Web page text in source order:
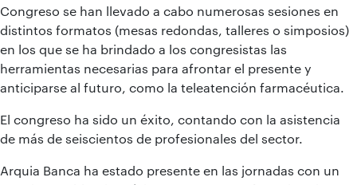
Congreso se han llevado a cabo numerosas sesiones en
distintos formatos (mesas redondas, talleres o simposios)
en los que se ha brindado a los congresistas las
herramientas necesarias para afrontar el presente y
anticiparse al futuro, como la teleatención farmacéutica.
El congreso ha sido un éxito, contando con la asistencia
de más de seiscientos de profesionales del sector.
Arquia Banca ha estado presente en las jornadas con un